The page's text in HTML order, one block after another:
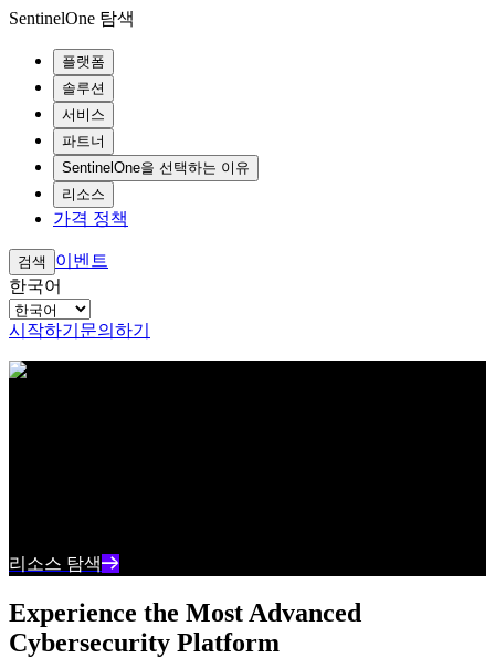
SentinelOne 탐색
플랫폼
솔루션
서비스
파트너
SentinelOne을 선택하는 이유
리소스
가격 정책
검색
이벤트
한국어
시작하기 문의하기
아이브로우 테스트 콘텐츠 텍스트
리소스 탐색
Experience the Most Advanced
Cybersecurity Platform